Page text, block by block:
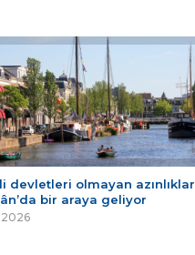
devletleri olmayan azınlıklar
bir araya geliyor